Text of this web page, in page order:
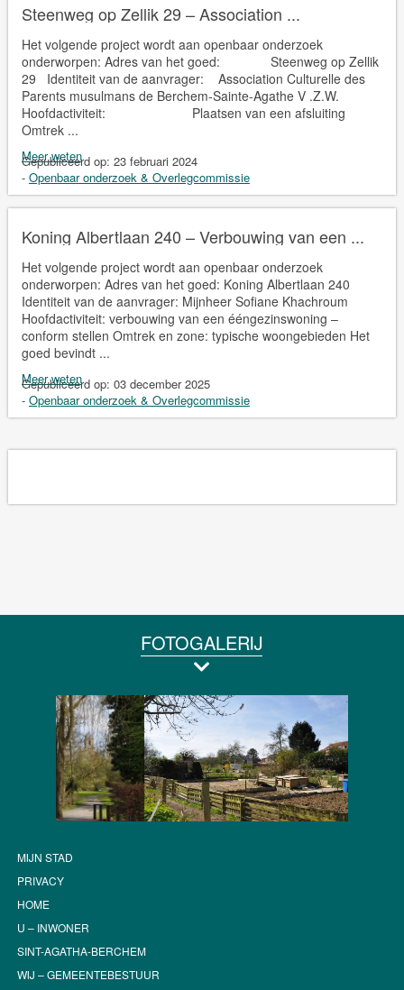
Steenweg op Zellik 29 – Association ...
Het volgende project wordt aan openbaar onderzoek
onderworpen: Adres van het goed: Steenweg op Zellik
29 Identiteit van de aanvrager: Association Culturelle des
Parents musulmans de Berchem-Sainte-Agathe V .Z.W.
Hoofdactiviteit: Plaatsen van een afsluiting
Omtrek ...
Meer weten
Gepubliceerd op: 23 februari 2024
- Openbaar onderzoek & Overlegcommissie
Koning Albertlaan 240 – Verbouwing van een ...
Het volgende project wordt aan openbaar onderzoek
onderworpen: Adres van het goed: Koning Albertlaan 240
Identiteit van de aanvrager: Mijnheer Sofiane Khachroum
Hoofdactiviteit: verbouwing van een ééngezinswoning –
conform stellen Omtrek en zone: typische woongebieden Het
goed bevindt ...
Meer weten
Gepubliceerd op: 03 december 2025
- Openbaar onderzoek & Overlegcommissie
FOTOGALERIJ
MIJN STAD
PRIVACY
HOME
U – INWONER
SINT-AGATHA-BERCHEM
WIJ – GEMEENTEBESTUUR